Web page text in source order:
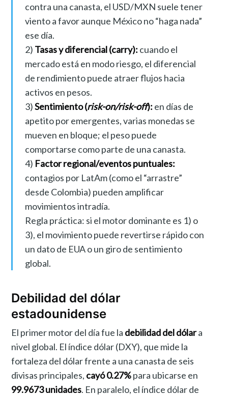
contra una canasta, el USD/MXN suele tener
viento a favor aunque México no “haga nada”
ese día.
2) Tasas y diferencial (carry): cuando el
mercado está en modo riesgo, el diferencial
de rendimiento puede atraer flujos hacia
activos en pesos.
3)Sentimiento (risk-on/risk-off): en días de
apetito por emergentes, varias monedas se
mueven en bloque; el peso puede
comportarse como parte de una canasta.
4) Factor regional/eventos puntuales:
contagios por LatAm (como el “arrastre”
desde Colombia) pueden amplificar
movimientos intradía.
Regla práctica: si el motor dominante es 1) o
3), el movimiento puede revertirse rápido con
un dato de EUA o un giro de sentimiento
global.
Debilidad del dólar
estadounidense
El primer motor del día fue la debilidad del dólara
nivel global. El índice dólar (DXY), que mide la
fortaleza del dólar frente a una canasta de seis
divisas principales, cayó 0.27%para ubicarse en
99.9673 unidades. En paralelo, el índice dólar de